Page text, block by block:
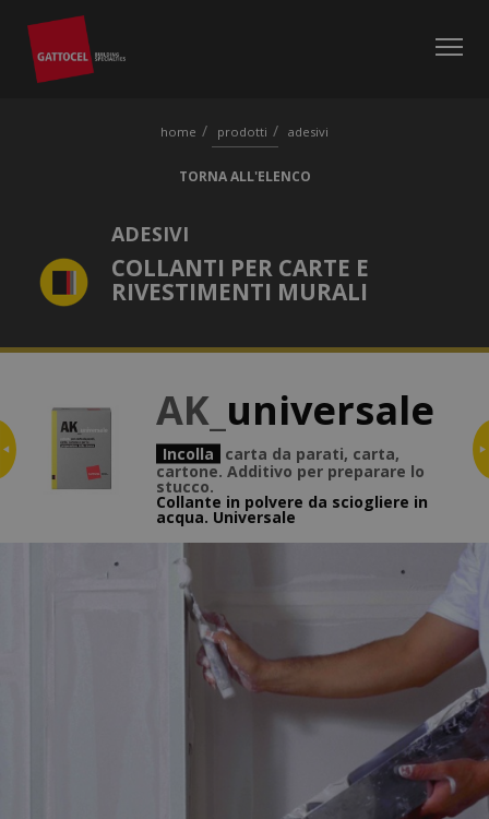
home prodotti adesivi
TORNA ALL'ELENCO
ADESIVI
COLLANTI PER CARTE E
RIVESTIMENTI MURALI
Vai su AK-G3 giallo AK_ universale
Incolla
carta da parati, carta,
cartone. Additivo per preparare lo
stucco.
Collante in polvere da sciogliere in
acqua. Universale